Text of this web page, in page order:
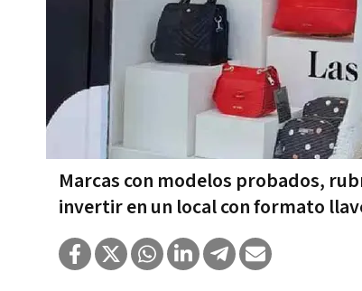
Marcas con modelos probados,
invertir en un local con formato